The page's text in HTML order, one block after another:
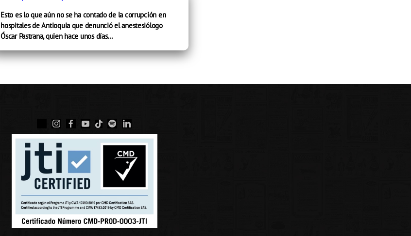
Esto es lo que aún no se ha contado de la corrupción en
hospitales de Antioquia que denunció el anestesiólogo
Óscar Pastrana, quien hace unos días...